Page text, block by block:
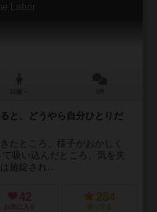
Labor
と、どうやら自分ひとりだ
たところ、様子がおかしく
吸い込んだところ、気を失
施錠され...
42
お気に入り
284
持ってる